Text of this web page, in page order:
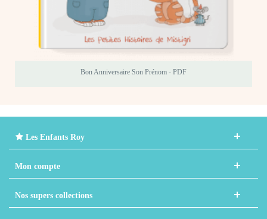
Bon Anniversaire Son Prénom - PDF
Les Enfants Roy
Mon compte
Nos supers collections